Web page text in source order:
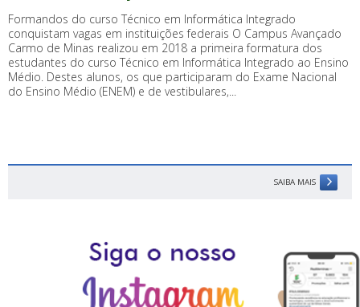
Formandos do curso Técnico em Informática Integrado
conquistam vagas em instituições federais O Campus Avançado
Carmo de Minas realizou em 2018 a primeira formatura dos
estudantes do curso Técnico em Informática Integrado ao Ensino
Médio. Destes alunos, os que participaram do Exame Nacional
do Ensino Médio (ENEM) e de vestibulares,...
SAIBA MAIS